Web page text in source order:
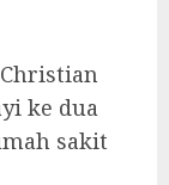
ke dua
sakit